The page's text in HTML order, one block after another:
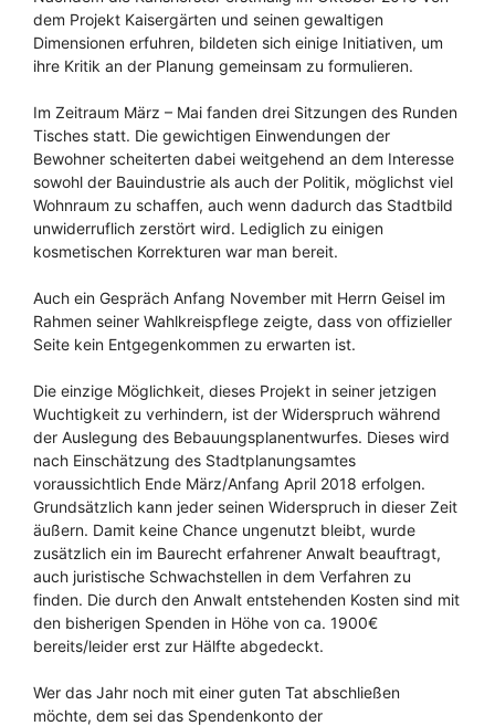
dem Projekt Kaisergärten und seinen gewaltigen
Dimensionen erfuhren, bildeten sich einige Initiativen, um
ihre Kritik an der Planung gemeinsam zu formulieren.
Im Zeitraum März – Mai fanden drei Sitzungen des Runden
Tisches statt. Die gewichtigen Einwendungen der
Bewohner scheiterten dabei weitgehend an dem Interesse
sowohl der Bauindustrie als auch der Politik, möglichst viel
Wohnraum zu schaffen, auch wenn dadurch das Stadtbild
unwiderruflich zerstört wird. Lediglich zu einigen
kosmetischen Korrekturen war man bereit.
Auch ein Gespräch Anfang November mit Herrn Geisel im
Rahmen seiner Wahlkreispflege zeigte, dass von offizieller
Seite kein Entgegenkommen zu erwarten ist.
Die einzige Möglichkeit, dieses Projekt in seiner jetzigen
Wuchtigkeit zu verhindern, ist der Widerspruch während
der Auslegung des Bebauungsplanentwurfes. Dieses wird
nach Einschätzung des Stadtplanungsamtes
voraussichtlich Ende März/Anfang April 2018 erfolgen.
Grundsätzlich kann jeder seinen Widerspruch in dieser Zeit
äußern. Damit keine Chance ungenutzt bleibt, wurde
zusätzlich ein im Baurecht erfahrener Anwalt beauftragt,
auch juristische Schwachstellen in dem Verfahren zu
finden. Die durch den Anwalt entstehenden Kosten sind mit
den bisherigen Spenden in Höhe von ca. 1900€
bereits/leider erst zur Hälfte abgedeckt.
Wer das Jahr noch mit einer guten Tat abschließen
möchte, dem sei das Spendenkonto der